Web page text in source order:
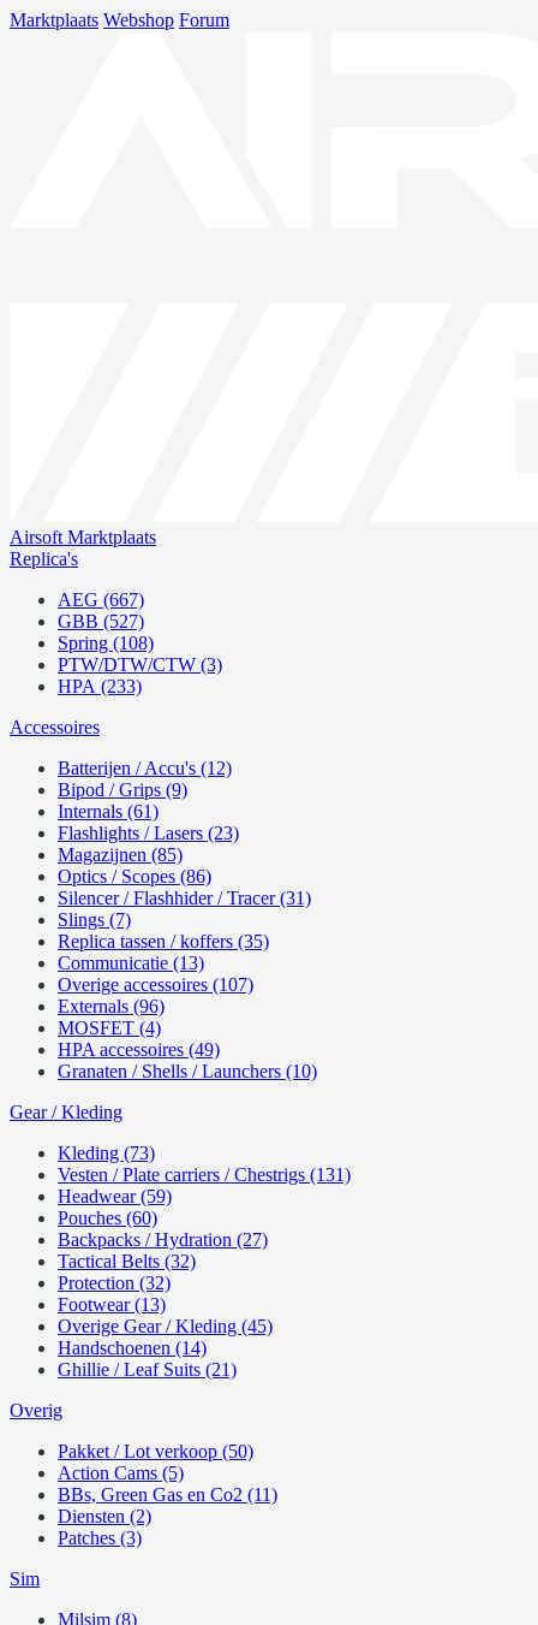
Marktplaats Webshop Forum
Airsoft Marktplaats
Replica's
AEG (667)
GBB (527)
Spring (108)
PTW/DTW/CTW (3)
HPA (233)
Accessoires
Batterijen / Accu's (12)
Bipod / Grips (9)
Internals (61)
Flashlights / Lasers (23)
Magazijnen (85)
Optics / Scopes (86)
Silencer / Flashhider / Tracer (31)
Slings (7)
Replica tassen / koffers (35)
Communicatie (13)
Overige accessoires (107)
Externals (96)
MOSFET (4)
HPA accessoires (49)
Granaten / Shells / Launchers (10)
Gear / Kleding
Kleding (73)
Vesten / Plate carriers / Chestrigs (131)
Headwear (59)
Pouches (60)
Backpacks / Hydration (27)
Tactical Belts (32)
Protection (32)
Footwear (13)
Overige Gear / Kleding (45)
Handschoenen (14)
Ghillie / Leaf Suits (21)
Overig
Pakket / Lot verkoop (50)
Action Cams (5)
BBs, Green Gas en Co2 (11)
Diensten (2)
Patches (3)
Sim
Milsim (8)